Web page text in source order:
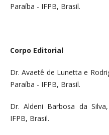
Paraíba - IFPB, Brasil.
Corpo Editorial
Dr. Avaetê de Lunetta e
Paraíba - IFPB, Brasil.
Dr. Aldeni Barbosa da
IFPB, Brasil.